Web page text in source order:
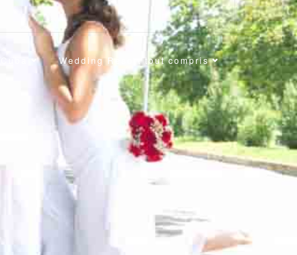
Wedding Resort tout compris